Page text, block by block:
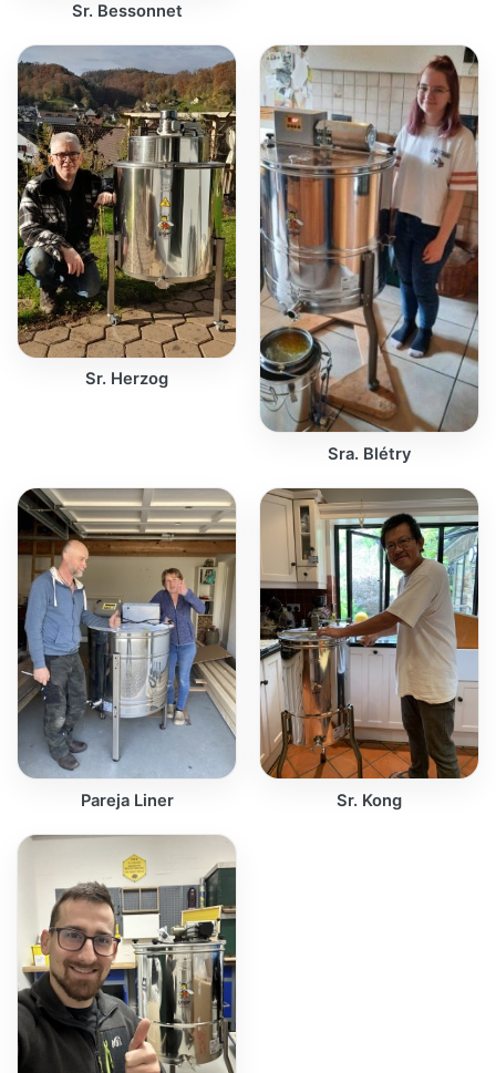
Sr. Bessonnet
Sr. Herzog
Sra. Blétry
Pareja Liner Sr. Kong